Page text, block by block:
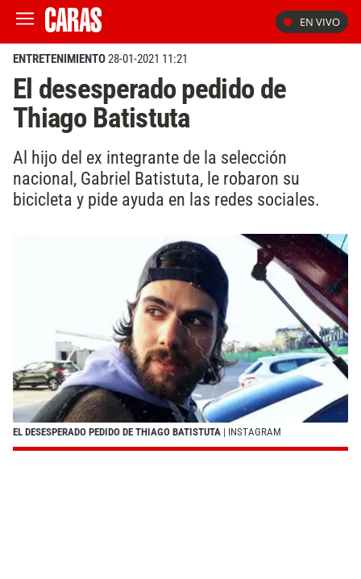
EN VIVO
ENTRETENIMIENTO28-01-2021 11:21
El desesperado pedido de
Thiago Batistuta
Al hijo del ex integrante de la selección
nacional, Gabriel Batistuta, le robaron su
bicicleta y pide ayuda en las redes sociales.
EL DESESPERADO PEDIDO DE THIAGO BATISTUTA | INSTAGRAM